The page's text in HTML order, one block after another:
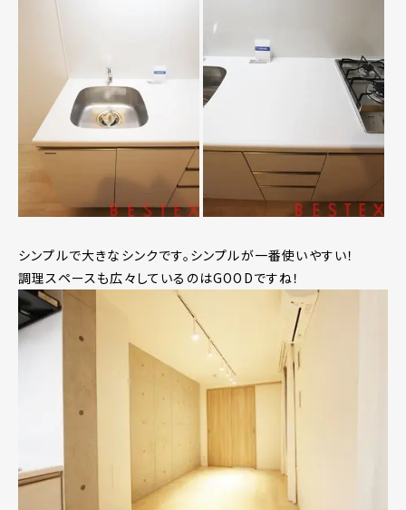
シンプルで大きなシンクです。シンプルが一番使いやすい！
調理スペースも広々しているのはGOODですね！